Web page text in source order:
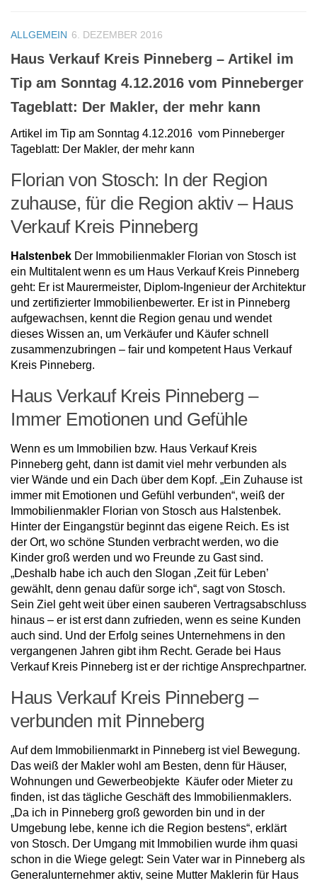
ALLGEMEIN 6. DEZEMBER 2016
Haus Verkauf Kreis Pinneberg – Artikel im
Tip am Sonntag 4.12.2016 vom Pinneberger
Tageblatt: Der Makler, der mehr kann
Artikel im Tip am Sonntag 4.12.2016 vom Pinneberger
Tageblatt: Der Makler, der mehr kann
Florian von Stosch: In der Region
zuhause, für die Region aktiv – Haus
Verkauf Kreis Pinneberg
Halstenbek Der Immobilienmakler Florian von Stosch ist
ein Multitalent wenn es um Haus Verkauf Kreis Pinneberg
geht: Er ist Maurermeister, Diplom-Ingenieur der Architektur
und zertifizierter Immobi­lienbewerter. Er ist in Pinneberg
auf­gewachsen, kennt die Region genau und wendet
dieses Wissen an, um Verkäufer und Käufer schnell
zusam­menzubringen – fair und kompetent Haus Verkauf
Kreis Pinneberg.
Haus Verkauf Kreis Pinneberg –
Immer Emotionen und Gefühle
Wenn es um Immobilien bzw. Haus Verkauf Kreis
Pinneberg geht, dann ist damit viel mehr verbunden als
vier Wände und ein Dach über dem Kopf. „Ein Zuhause ist
immer mit Emotionen und Gefühl verbunden“, weiß der
Immobilienmakler Florian von Stosch aus Halstenbek.
Hinter der Eingangstür beginnt das eigene Reich. Es ist
der Ort, wo schöne Stunden verbracht werden, wo die
Kinder groß werden und wo Freunde zu Gast sind.
„Deshalb habe ich auch den Slogan ‚Zeit für Leben’
gewählt, denn genau dafür sorge ich“, sagt von Stosch.
Sein Ziel geht weit über einen sauberen Vertragsabschluss
hinaus – er ist erst dann zufrieden, wenn es seine Kunden
auch sind. Und der Erfolg seines Unternehmens in den
vergangenen Jahren gibt ihm Recht. Gerade bei Haus
Verkauf Kreis Pinneberg ist er der richtige Ansprechpartner.
Haus Verkauf Kreis Pinneberg –
verbunden mit Pinneberg
Auf dem Immobilienmarkt in Pinneberg ist viel Bewegung.
Das weiß der Makler wohl am Besten, denn für Häuser,
Wohnungen und Gewerbeobjekte Käufer oder Mieter zu
finden, ist das tägliche Geschäft des Immobilienmaklers.
„Da ich in Pinneberg groß geworden bin und in der
Umgebung lebe, kenne ich die Region bestens“, erklärt
von Stosch. Der Umgang mit Immobilien wurde ihm quasi
schon in die Wiege gelegt: Sein Vater war in Pinneberg als
Generalunternehmer aktiv, seine Mutter Maklerin für Haus